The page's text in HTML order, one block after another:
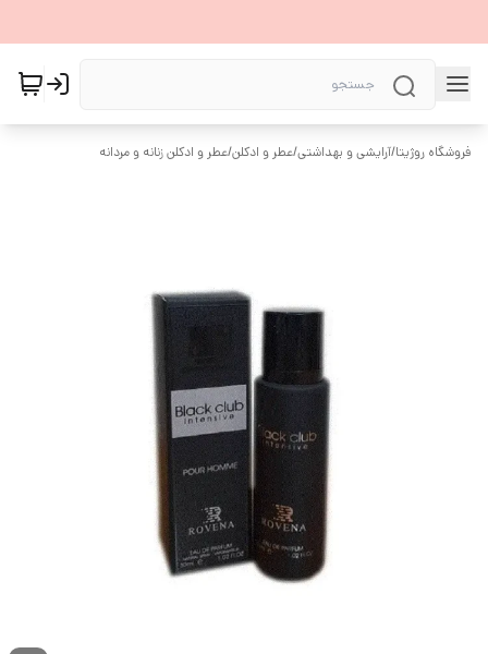
فروشگاه روژیتا/آرایشی و بهداشتی/عطر و ادکلن/عطر و ادکلن زنانه و مردانه